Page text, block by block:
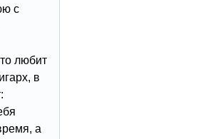
с
любит
в
а